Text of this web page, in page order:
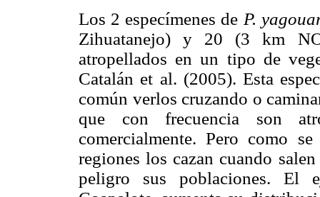
Los 2 especímenes de P.
Zihuatanejo) y 20 (3 km
atropellados en un tipo de
Catalán et al. (2005). Esta
común verlos cruzando o
que con frecuencia son
comercialmente. Pero como
regiones los cazan cuando
peligro sus poblaciones. El